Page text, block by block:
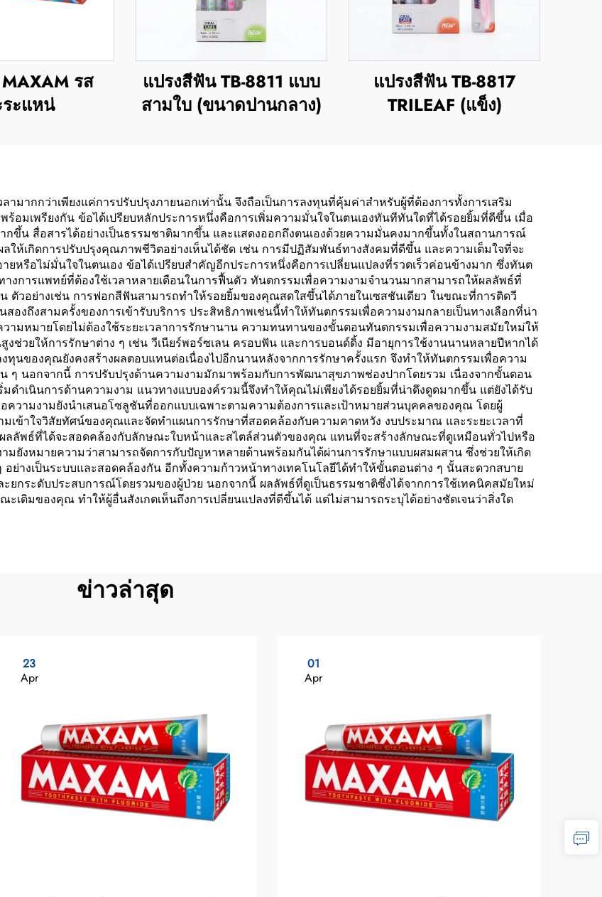
รส
ะแหน่
แปรงสีฟัน TB-8811 แบบ
สามใบ (ขนาดปานกลาง)
แปรงสีฟัน TB-8817
TRILEAF (แข็ง)
มากกว่าเพียงแค่การปรับปรุงภายนอกเท่านั้น จึงถือเป็นการลงทุนที่คุ้มค่าสำหรับผู้ที่ต้องการทั้งการเสริม
อมเพรียงกัน ข้อได้เปรียบหลักประการหนึ่งคือการเพิ่มความมั่นใจในตนเองทันทีทันใดที่ได้รอยยิ้มที่ดีขึ้น เมื่อ
ขึ้น สื่อสารได้อย่างเป็นธรรมชาติมากขึ้น และแสดงออกถึงตนเองด้วยความมั่นคงมากขึ้นทั้งในสถานการณ์
ห้เกิดการปรับปรุงคุณภาพชีวิตอย่างเห็นได้ชัด เช่น การมีปฏิสัมพันธ์ทางสังคมที่ดีขึ้น และความเต็มใจที่จะ
หรือไม่มั่นใจในตนเอง ข้อได้เปรียบสำคัญอีกประการหนึ่งคือการเปลี่ยนแปลงที่รวดเร็วค่อนข้างมาก ซึ่งทันต
งการแพทย์ที่ต้องใช้เวลาหลายเดือนในการฟื้นตัว ทันตกรรมเพื่อความงามจำนวนมากสามารถให้ผลลัพธ์ที่
ตัวอย่างเช่น การฟอกสีฟันสามารถทำให้รอยยิ้มของคุณสดใสขึ้นได้ภายในเซสชันเดียว ในขณะที่การติดวี
องถึงสามครั้งของการเข้ารับบริการ ประสิทธิภาพเช่นนี้ทำให้ทันตกรรมเพื่อความงามกลายเป็นทางเลือกที่น่า
มหมายโดยไม่ต้องใช้ระยะเวลาการรักษานาน ความทนทานของขั้นตอนทันตกรรมเพื่อความงามสมัยใหม่ให้
วยให้การรักษาต่าง ๆ เช่น วีเนียร์พอร์ซเลน ครอบฟัน และการบอนด์ดิ้ง มีอายุการใช้งานนานหลายปีหากได้
นของคุณยังคงสร้างผลตอบแทนต่อเนื่องไปอีกนานหลังจากการรักษาครั้งแรก จึงทำให้ทันตกรรมเพื่อความ
น ๆ นอกจากนี้ การปรับปรุงด้านความงามมักมาพร้อมกับการพัฒนาสุขภาพช่องปากโดยรวม เนื่องจากขั้นตอน
ำเนินการด้านความงาม แนวทางแบบองค์รวมนี้จึงทำให้คุณไม่เพียงได้รอยยิ้มที่น่าดึงดูดมากขึ้น แต่ยังได้รับ
วามงามยังนำเสนอโซลูชันที่ออกแบบเฉพาะตามความต้องการและเป้าหมายส่วนบุคคลของคุณ โดยผู้
เข้าใจวิสัยทัศน์ของคุณและจัดทำแผนการรักษาที่สอดคล้องกับความคาดหวัง งบประมาณ และระยะเวลาที่
ลัพธ์ที่ได้จะสอดคล้องกับลักษณะใบหน้าและสไตล์ส่วนตัวของคุณ แทนที่จะสร้างลักษณะที่ดูเหมือนทั่วไปหรือ
ยังหมายความว่าสามารถจัดการกับปัญหาหลายด้านพร้อมกันได้ผ่านการรักษาแบบผสมผสาน ซึ่งช่วยให้เกิด
ย่างเป็นระบบและสอดคล้องกัน อีกทั้งความก้าวหน้าทางเทคโนโลยีได้ทำให้ขั้นตอนต่าง ๆ นั้นสะดวกสบาย
ยกระดับประสบการณ์โดยรวมของผู้ป่วย นอกจากนี้ ผลลัพธ์ที่ดูเป็นธรรมชาติซึ่งได้จากการใช้เทคนิคสมัยใหม่
เดิมของคุณ ทำให้ผู้อื่นสังเกตเห็นถึงการเปลี่ยนแปลงที่ดีขึ้นได้ แต่ไม่สามารถระบุได้อย่างชัดเจนว่าสิ่งใด
ข่าวล่าสุด
23
Apr
01
Apr